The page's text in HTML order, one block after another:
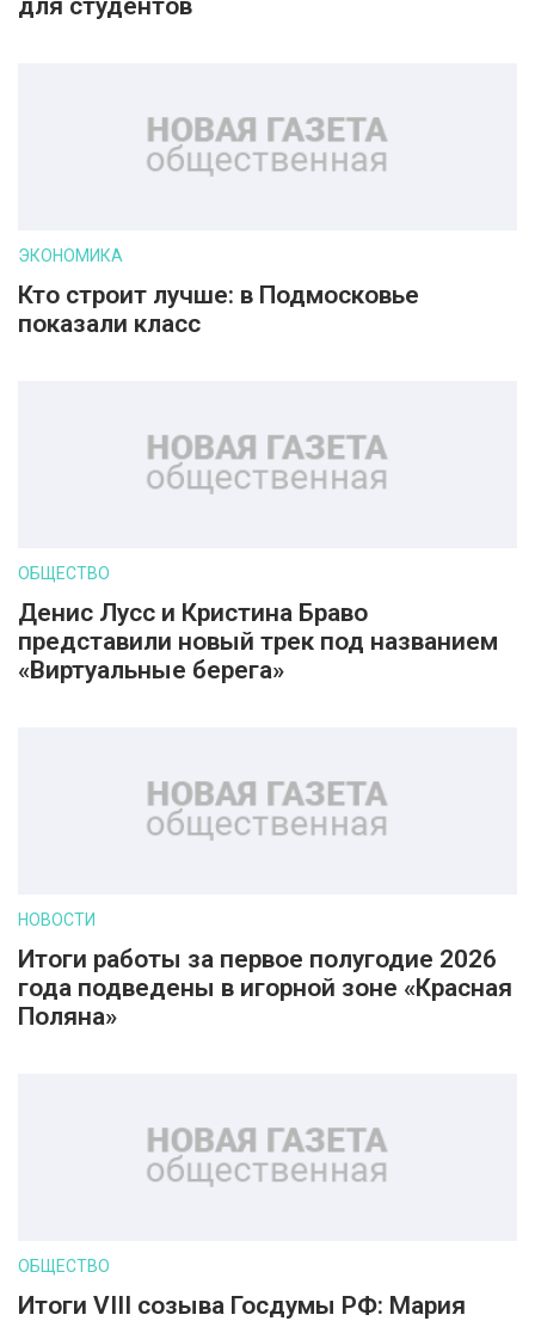
для студентов
ЭКОНОМИКА
Кто строит лучше: в Подмосковье
показали класс
ОБЩЕСТВО
Денис Лусс и Кристина Браво
представили новый трек под названием
«Виртуальные берега»
НОВОСТИ
Итоги работы за первое полугодие 2026
года подведены в игорной зоне «Красная
Поляна»
ОБЩЕСТВО
Итоги VIII созыва Госдумы РФ: Мария